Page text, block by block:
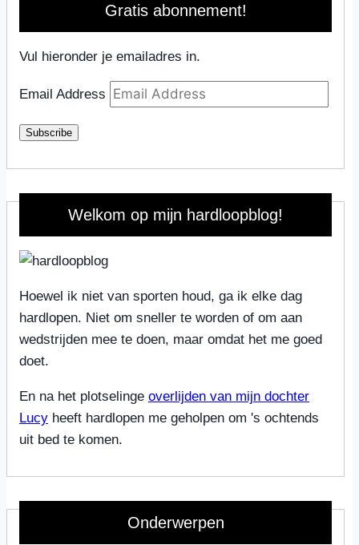
Gratis abonnement!
Vul hieronder je emailadres in.
Email Address
Subscribe
Welkom op mijn hardloopblog!
Hoewel ik niet van sporten houd, ga ik elke dag
hardlopen. Niet om sneller te worden of om aan
wedstrijden mee te doen, maar omdat het me goed
doet.
En na het plotselinge overlijden van mijn dochter
Lucy heeft hardlopen me geholpen om 's ochtends
uit bed te komen.
Onderwerpen